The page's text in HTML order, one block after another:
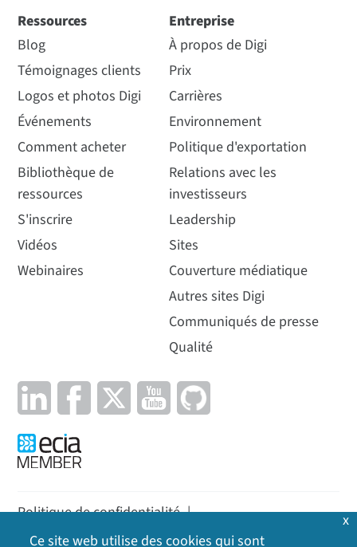
Ressources
Blog
Témoignages clients
Logos et photos Digi
Événements
Comment acheter
Bibliothèque de
ressources
S'inscrire
Vidéos
Webinaires
Entreprise
À propos de Digi
Prix
Carrières
Environnement
Politique d'exportation
Relations avec les
investisseurs
Leadership
Sites
Couverture médiatique
Autres sites Digi
Communiqués de presse
Qualité
Politique de confidentialité |
Politique en matière de cookies | Politique
Ce site web utilise des cookies qui sont
x